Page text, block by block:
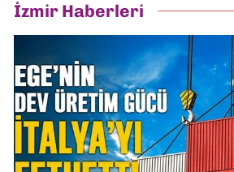
İzmir Haberleri